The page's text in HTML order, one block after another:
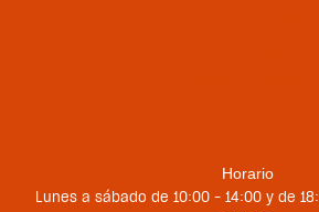
Horario
Lunes a sábado de 10:00 – 14:00 y de